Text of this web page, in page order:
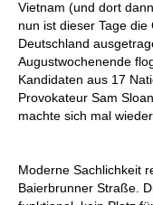
Vietnam (und dort
nun ist dieser Tage
Deutschland
Augustwochenende
Kandidaten aus 17
Provokateur Sam
machte sich mal
Moderne Sachlichkeit
Baierbrunner Straße.